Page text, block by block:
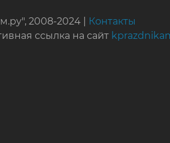
2008-2024 |
Контакты
ссылка на сайт